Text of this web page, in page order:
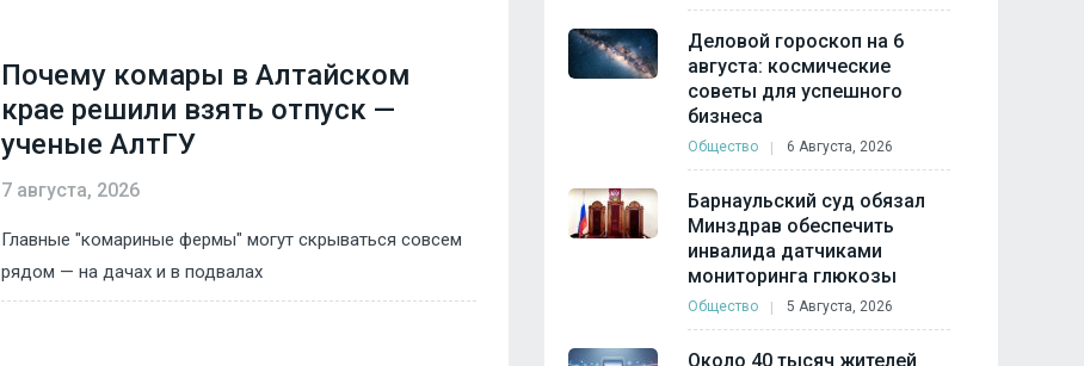
Почему комары в Алтайском
крае решили взять отпуск —
ученые АлтГУ
7 августа, 2026
Главные "комариные фермы" могут скрываться совсем
рядом — на дачах и в подвалах
Деловой гороскоп на 6
августа: космические
советы для успешного
бизнеса
Общество 6 Августа, 2026
Барнаульский суд обязал
Минздрав обеспечить
инвалида датчиками
мониторинга глюкозы
Общество 5 Августа, 2026
Около 40 тысяч жителей